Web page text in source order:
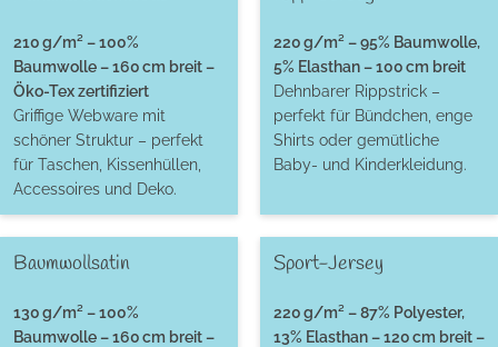
210 g/m² – 100%
Baumwolle – 160 cm breit –
Öko-Tex zertifiziert
Griffige Webware mit
schöner Struktur – perfekt
für Taschen, Kissenhüllen,
Accessoires und Deko.
220 g/m² – 95% Baumwolle,
5% Elasthan – 100 cm breit
Dehnbarer Rippstrick –
perfekt für Bündchen, enge
Shirts oder gemütliche
Baby- und Kinderkleidung.
Baumwollsatin
130 g/m² – 100%
Baumwolle – 160 cm breit –
Sport-Jersey
220 g/m² – 87% Polyester,
13% Elasthan – 120 cm breit –